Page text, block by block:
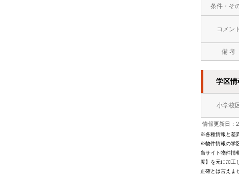
条件・そ
コメント
備 考
学区情
小学校
情報更新日：
※各種情報と差
※物件情報の学
当サイト物件情
度】を元に加工
正確とは言えま